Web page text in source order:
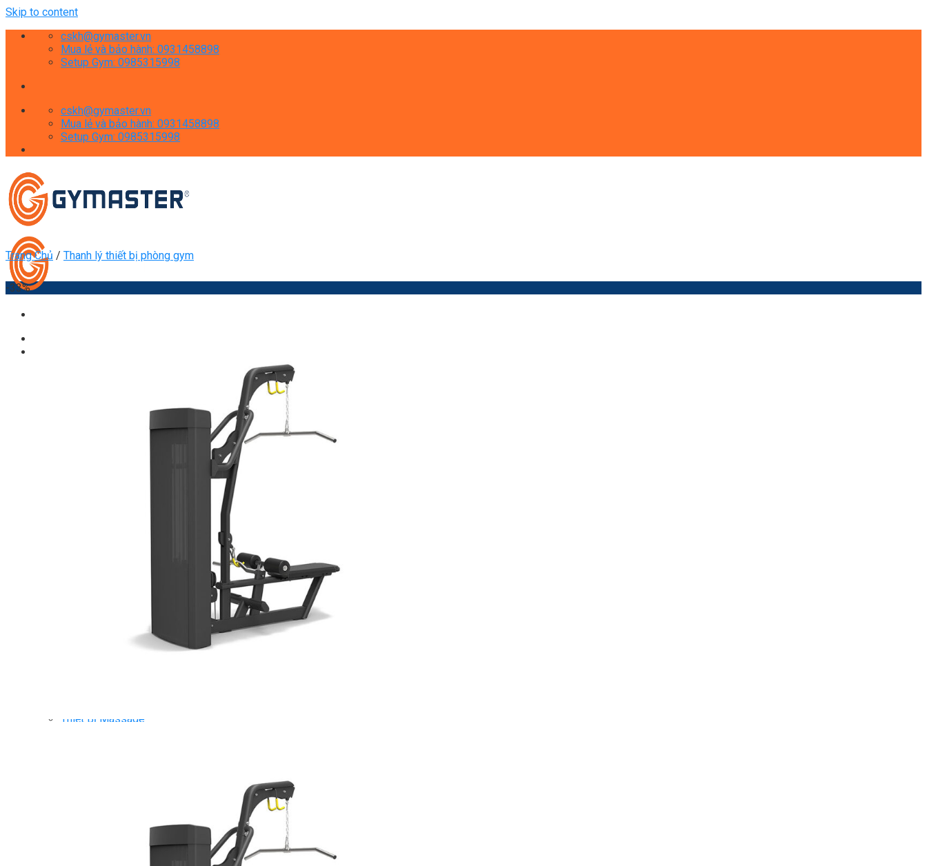
Skip to content
cskh@gymaster.vn
Mua lẻ và bảo hành: 0931458898
Setup Gym: 0985315998
cskh@gymaster.vn
Mua lẻ và bảo hành: 0931458898
Setup Gym: 0985315998
Máy Tập Thể Dục ( Cardio )
Máy Chạy Bộ
Xe Đạp Tập Thể Dục
Máy tập phục hồi chức năng
Máy tập Home Gym
Giàn Tạ Đa Năng
Ghế Tập Bụng
Thiết Bị Massage
Xe đạp ngồi có tựa lưng Spirit
Máy trượt tuyết Spirit
Máy chèo thuyền Spirit
Máy tập phục hồi chức năng Spirit
Trang Chủ / Thanh lý thiết bị phòng gym
-33%